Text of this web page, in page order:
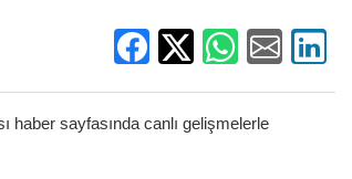
haber sayfasında canlı gelişmelerle